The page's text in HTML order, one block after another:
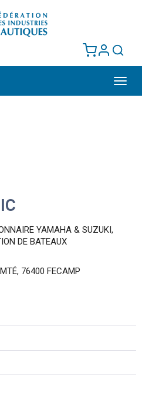
YAMAHA & SUZUKI,
DE BATEAUX
76400 FECAMP